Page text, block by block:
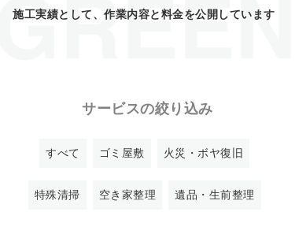
施工実績として、作業内容と料金を公開しています
サービスの絞り込み
すべて ゴミ屋敷 火災・ボヤ復旧
特殊清掃 空き家整理 遺品・生前整理